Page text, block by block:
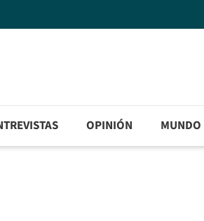
OPINIÓN MUNDO